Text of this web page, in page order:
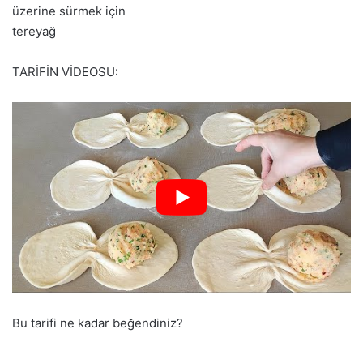
üzerine sürmek için
tereyağ
TARİFİN VİDEOSU:
Bu tarifi ne kadar beğendiniz?